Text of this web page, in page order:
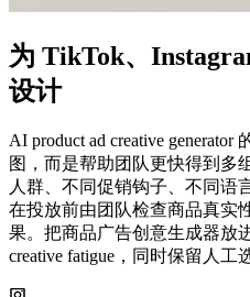
为 TikTok、
设计
AI product ad creative
图，而是帮助团队更快得到多
人群、不同促销钩子、不同语
在投放前由团队检查商品真实
果。把商品广告创意生成器放
creative fatigue，同时保留人工